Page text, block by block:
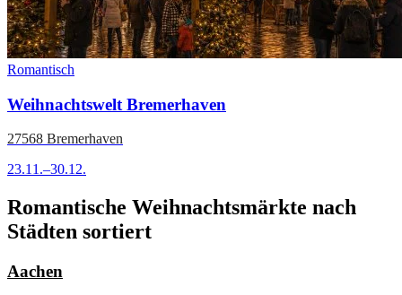
Romantisch
Weihnachtswelt Bremerhaven
27568 Bremerhaven
23.11.–30.12.
Romantische Weihnachtsmärkte nach
Städten sortiert
Aachen